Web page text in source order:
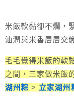
米飯軟黏卻不爛，
油潤與米香層層交
毛毛覺得米飯的軟
之間，三家做米飯
湖州粽 > 立家湖州